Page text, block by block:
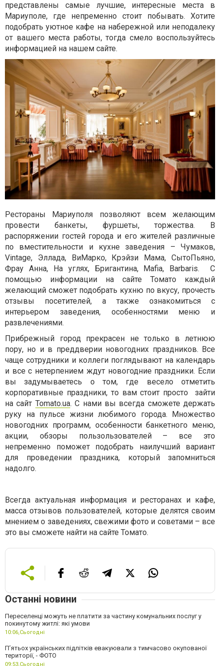
представлены самые лучшие, интересные места в
Мариуполе, где непременно стоит побывать. Хотите
подобрать уютное кафе на набережной или неподалеку
от вашего места работы, тогда смело воспользуйтесь
информацией на нашем сайте.
Рестораны Мариуполя позволяют всем желающим
провести банкеты, фуршеты, торжества. В
распоряжении гостей города и его жителей различные
по вместительности и кухне заведения – Чумаков,
Vintage, Эллада, ВиМарко, Крэйзи Мама, СытоПьяно,
Фрау Анна, На углях, Бригантина,
Mafia, Barbaris. С
помощью информации на сайте Томато каждый
желающий сможет подобрать кухню по вкусу, прочесть
отзывы посетителей, а также ознакомиться с
интерьером заведения, особенностями меню и
развлечениями.
Прибрежный город прекрасен не только в летнюю
пору, но и в преддверии новогодних праздников. Все
чаще сотрудники и коллеги поглядывают на календарь
и все с нетерпением ждут новогодние праздники. Если
вы задумываетесь о том, где весело отметить
корпоративные праздники, то вам стоит просто зайти
на сайт Tomato.ua. С нами вы всегда сможете держать
руку на пульсе жизни любимого города. Множество
новогодних программ, особенности банкетного меню,
акции, обзоры пользользователей – все это
непременно поможет подобрать наилучший вариант
для проведении праздника, который запомниться
надолго.
Всегда актуальная информация и ресторанах и кафе,
масса отзывов пользователей, которые делятся своим
мнением о заведениях, свежими фото и советами – все
это вы сможете найти на сайте Томато.
Останні новини
Переселенці можуть не платити за частину комунальних послуг у
покинутому житлі: які умови
10:06,Сьогодні
П’ятьох українських підлітків евакуювали з тимчасово окупованої
території, - ФОТО
09:53,Сьогодні